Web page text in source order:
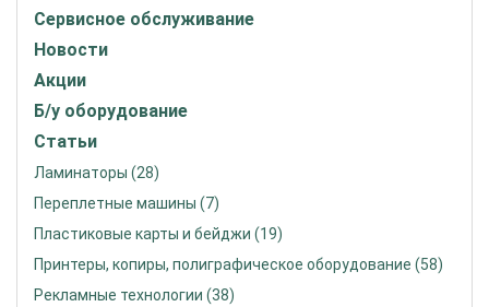
Сервисное обслуживание
Новости
Акции
Б/у оборудование
Статьи
Ламинаторы (28)
Переплетные машины (7)
Пластиковые карты и бейджи (19)
Принтеры, копиры, полиграфическое оборудование (58)
Рекламные технологии (38)